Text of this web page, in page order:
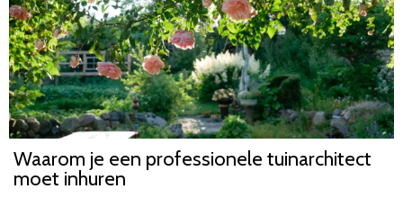
Waarom je een professionele tuinarchitect
moet inhuren